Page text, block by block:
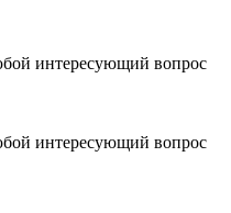
интересующий вопрос
интересующий вопрос